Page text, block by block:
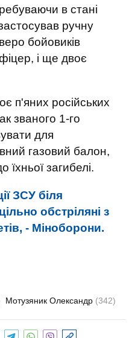
в стані
ручну
бойовиків
і ще двоє
п'яних російських
званого 1-го
для
газовий балон,
їхньої загибелі.
ЗСУ біля
обстріляні з
- Міноборони.
Мотузяник Олександр (342)